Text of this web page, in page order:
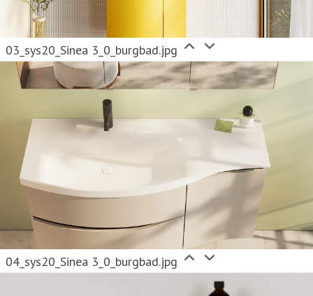
03_sys20_Sinea 3_0_burgbad.jpg
04_sys20_Sinea 3_0_burgbad.jpg